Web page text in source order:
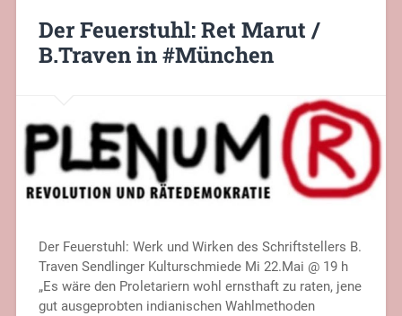
Der Feuerstuhl: Ret Marut /
B.Traven in #München
Der Feuerstuhl: Werk und Wirken des Schriftstellers B.
Traven Sendlinger Kulturschmiede Mi 22.Mai @ 19 h
„Es wäre den Proletariern wohl ernsthaft zu raten, jene
gut ausgeprobten indianischen Wahlmethoden